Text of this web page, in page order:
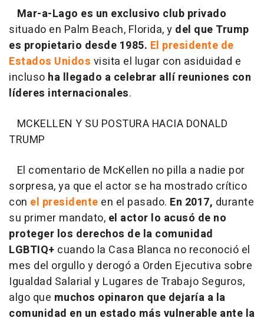
Mar-a-Lago es un exclusivo club privado
situado en Palm Beach, Florida, y del que Trump
es propietario desde 1985. El presidente de
Estados Unidos visita el lugar con asiduidad e
incluso ha llegado a celebrar allí reuniones con
líderes internacionales.
MCKELLEN Y SU POSTURA HACIA DONALD
TRUMP
El comentario de McKellen no pilla a nadie por
sorpresa, ya que el actor se ha mostrado crítico
con el presidente en el pasado. En 2017, durante
su primer mandato, el actor lo acusó de no
proteger los derechos de la comunidad
LGBTIQ+ cuando la Casa Blanca no reconoció el
mes del orgullo y derogó a Orden Ejecutiva sobre
Igualdad Salarial y Lugares de Trabajo Seguros,
algo que muchos opinaron que dejaría a la
comunidad en un estado más vulnerable ante la